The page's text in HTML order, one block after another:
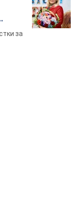
за